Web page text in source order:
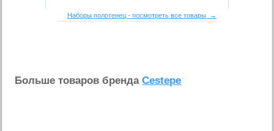
Наборы полотенец - посмотреть все товары →
Больше товаров брендаCestepe